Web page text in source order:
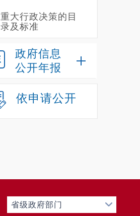
重大行政决策的目
录及标准
政府信息
公开年报
依申请公开
省级政府部门